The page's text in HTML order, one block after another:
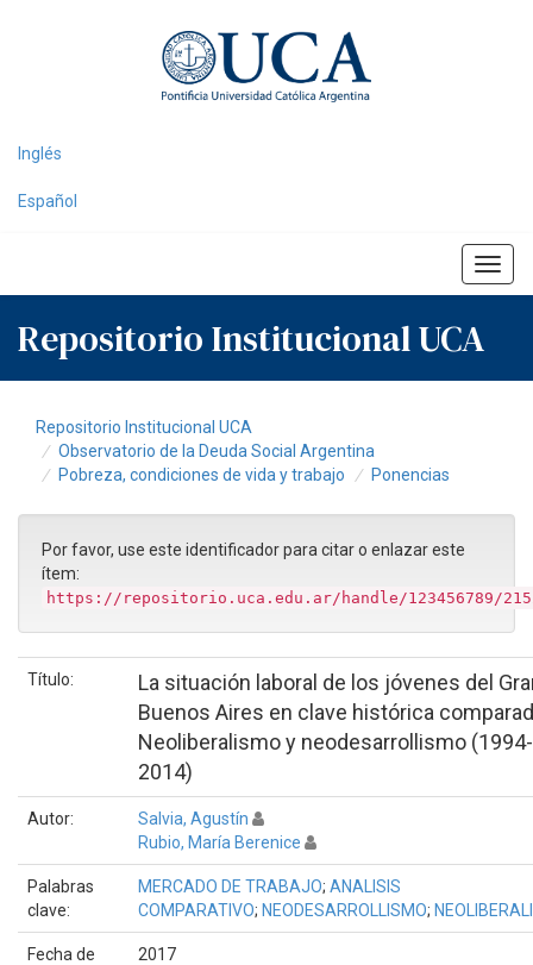
Inglés
Español
Repositorio Institucional UCA
Repositorio Institucional UCA
Observatorio de la Deuda Social Argentina
Pobreza, condiciones de vida y trabajo
Ponencias
Por favor, use este identificador para citar o enlazar este
ítem:
https://repositorio.uca.edu.ar/handle/123456789/
Título:
La situación laboral de los jóvenes del
Buenos Aires en clave histórica
Neoliberalismo y neodesarrollismo (1994-
2014)
Autor:
Salvia, Agustín
Rubio, María Berenice
Palabras
clave:
MERCADO DE TRABAJO; ANALISIS
COMPARATIVO; NEODESARROLLISMO;
Fecha de
2017